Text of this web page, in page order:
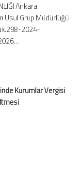
Ankara
Usul Grup Müdürlüğü
2024-
Kurumlar Vergisi